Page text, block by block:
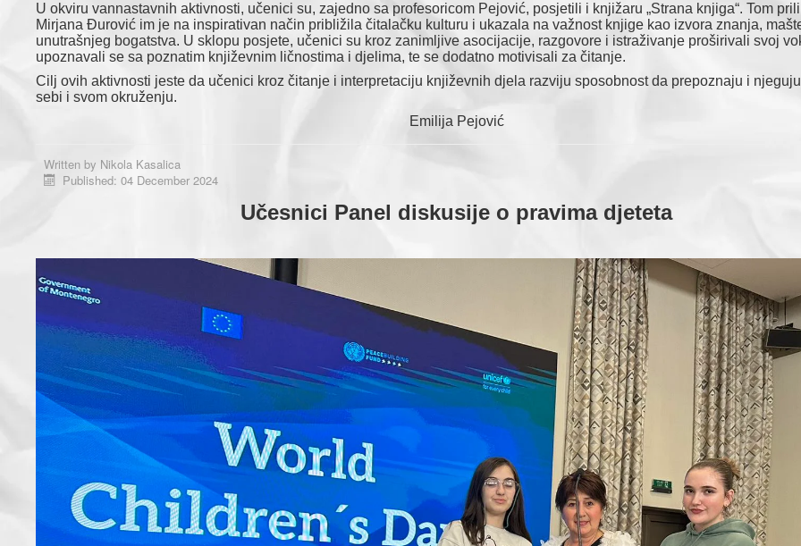
U okviru vannastavnih aktivnosti, učenici su, zajedno sa profesoricom Pejović, posjetili i knjižaru „Strana knjiga“. Tom
Mirjana Đurović im je na inspirativan način približila čitalačku kulturu i ukazala na važnost knjige kao izvora znanja,
unutrašnjeg bogatstva. U sklopu posjete, učenici su kroz zanimljive asocijacije, razgovore i istraživanje proširivali svoj
upoznavali se sa poznatim književnim ličnostima i djelima, te se dodatno motivisali za čitanje.
Cilj ovih aktivnosti jeste da učenici kroz čitanje i interpretaciju književnih djela razviju sposobnost da prepoznaju i
sebi i svom okruženju.
Emilija Pejović
Written by Nikola Kasalica
Published: 04 December 2024
Učesnici Panel diskusije o pravima djeteta